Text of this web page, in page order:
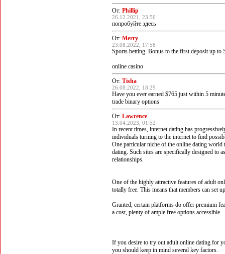
От: Phillip
26.12.2021, 23:56
попробуйте здесь
От: Merry
23.08.2022, 17:58
Sports betting. Bonus to the first deposit up to
online casino
От: Tisha
26.08.2022, 18:29
Have you ever earned $765 just within 5
trade binary options
От: Lawrence
13.04.2023, 01:52
In recent times, internet dating has
individuals turning to the internet to find
One particular niche of the online dating
dating. Such sites are specifically designed to
relationships.
One of the highly attractive features of adult
totally free. This means that members can set
Granted, certain platforms do offer premium
a cost, plenty of ample free options accessible.
If you desire to try out adult online dating for
you should keep in mind several key factors.